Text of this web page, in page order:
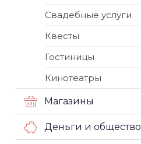
Свадебные услуги
Квесты
Гостиницы
Кинотеатры
Магазины
Деньги и общество